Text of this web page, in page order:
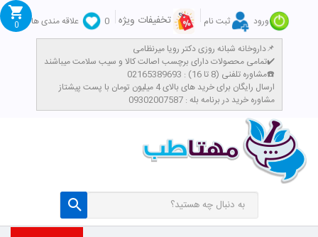
ورود ثبت نام تخفیفات ویژه 0
علاقه مندی ها
داروخانه شبانه روزی دکتر رویا میرنظامی📌
تمامی محصولات دارای برچسب اصالت کالا و سیب سلامت میباشند✔️
مشاوره تلفنی (8 تا 16) : 02165389693☎️
​ارسال رایگان برای خرید های بالای 4 میلیون تومان با پست پیشتاز
مشاوره خرید در برنامه بله : 09302007587
0